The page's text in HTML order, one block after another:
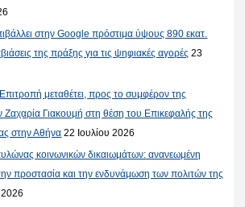
στην Google πρόστιμα ύψους 890 εκατ.
της πράξης για τις ψηφιακές αγορές 23
μεταθέτει, προς το συμφέρον της
Ζαχαρία Γιακουμή στη θέση του Επικεφαλής της
στην Αθήνα 22 Ιουλίου 2026
κοινωνικών δικαιωμάτων: ανανεωμένη
προστασία και την ενδυνάμωση των πολιτών της
2026